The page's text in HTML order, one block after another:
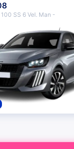
SS 6 Vel. Man -